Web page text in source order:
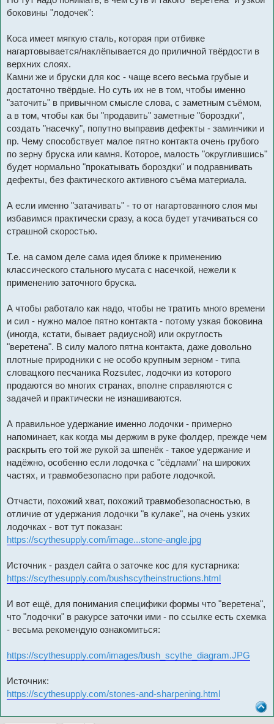
боковины "лодочек":
Коса имеет мягкую сталь, которая при отбивке
нагартовывается/наклёпывается до приличной твёрдости в
верхних слоях.
Камни же и бруски для кос - чаще всего весьма грубые и
достаточно твёрдые. Но суть их не в том, чтобы именно
"заточить" в привычном смысле слова, с заметным съёмом,
а в том, чтобы как бы "продавить" заметные "бороздки",
создать "насечку", попутно выправив дефекты - заминчики и
пр. Чему способствует малое пятно контакта очень грубого
по зерну бруска или камня. Которое, малость "округлившись"
будет нормально "прокатывать бороздки" и подравнивать
дефекты, без фактического активного съёма материала.
А если именно "затачивать" - то от нагартованного слоя мы
избавимся практически сразу, а коса будет утачиваться со
страшной скоростью.
Т.е. на самом деле сама идея ближе к применению
классического стального мусата с насечкой, нежели к
применению заточного бруска.
А чтобы работало как надо, чтобы не тратить много времени
и сил - нужно малое пятно контакта - потому узкая боковина
(иногда, кстати, бывает радиусной) или округлость
"веретена". В силу малого пятна контакта, даже довольно
плотные природники с не особо крупным зерном - типа
словацкого песчаника Rozsutec, лодочки из которого
продаются во многих странах, вполне справляются с
задачей и практически не изнашиваются.
А правильное удержание именно лодочки - примерно
напоминает, как когда мы держим в руке фолдер, прежде чем
раскрыть его той же рукой за шпенёк - такое удержание и
надёжно, особенно если лодочка с "сёдлами" на широких
частях, и травмобезопасно при работе лодочкой.
Отчасти, похожий хват, похожий травмобезопасностью, в
отличие от удержания лодочки "в кулаке", на очень узких
лодочках - вот тут показан:
https://scythesupply.com/image...stone-angle.jpg
Источник - раздел сайта о заточке кос для кустарника:
https://scythesupply.com/bushscytheinstructions.html
И вот ещё, для понимания специфики формы что "веретена",
что "лодочки" в ракурсе заточки ими - по ссылке есть схемка
- весьма рекомендую ознакомиться:
https://scythesupply.com/images/bush_scythe_diagram.JPG
Источник:
https://scythesupply.com/stones-and-sharpening.html